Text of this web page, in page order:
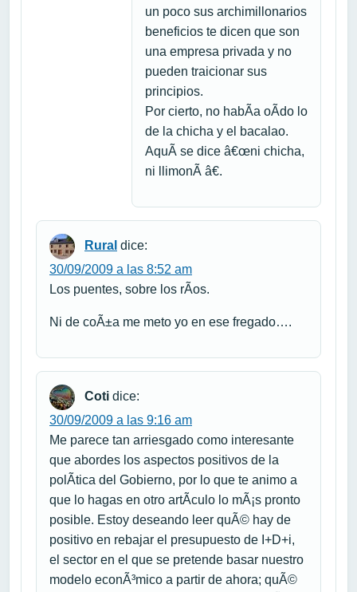
un poco sus archimillonarios
beneficios te dicen que son
una empresa privada y no
pueden traicionar sus
principios.
Por cierto, no habÃ­a oÃ­do lo
de la chicha y el bacalao.
AquÃ­ se dice â€œni chicha,
ni llimonÃ â€.
Rural dice:
30/09/2009 a las 8:52 am
Los puentes, sobre los rÃ­os.
Ni de coÃ±a me meto yo en ese fregado….
Coti dice:
30/09/2009 a las 9:16 am
Me parece tan arriesgado como interesante
que abordes los aspectos positivos de la
polÃ­tica del Gobierno, por lo que te animo a
que lo hagas en otro artÃ­culo lo mÃ¡s pronto
posible. Estoy deseando leer quÃ© hay de
positivo en rebajar el presupuesto de I+D+i,
el sector en el que se pretende basar nuestro
modelo econÃ³mico a partir de ahora; quÃ©